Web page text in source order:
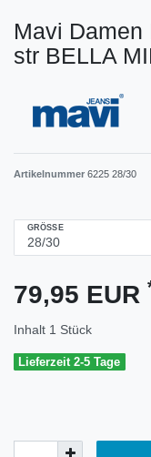
Mavi
str BELLA
Artikelnummer 6225 28/30
GRÖSSE
79,95 EUR
Inhalt 1 Stück
Lieferzeit 2-5 Tage